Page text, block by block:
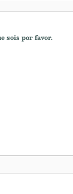
sois por favor.